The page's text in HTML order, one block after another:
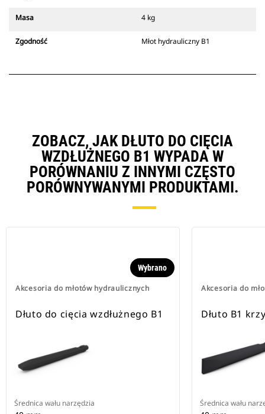
Masa 4 kg
Zgodność Młot hydrauliczny B1
ZOBACZ, JAK DŁUTO DO CIĘCIA
WZDŁUŻNEGO B1 WYPADA W
PORÓWNANIU Z INNYMI CZĘSTO
PORÓWNYWANYMI PRODUKTAMI.
Akcesoria do młotów hydraulicznych
Wybrano
Dłuto do cięcia wzdłużnego B1
Średnica wału narzędzia
Akcesoria do
Dłuto B1
Średnica wału